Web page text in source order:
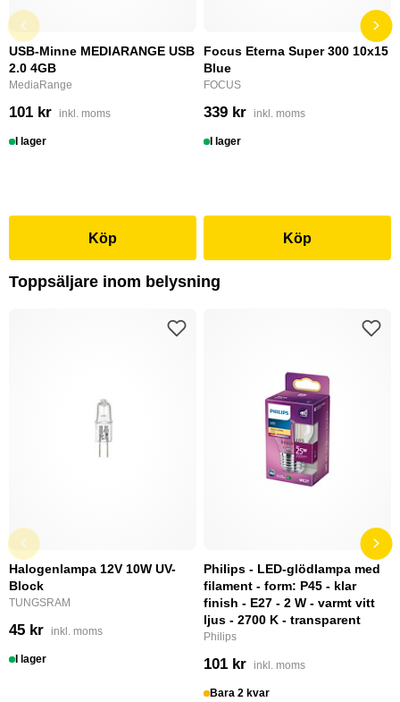
USB-Minne MEDIARANGE USB
2.0 4GB
MediaRange
101 kr inkl. moms
I lager
Köp
Focus Eterna Super 300 10x15
Blue
FOCUS
339 kr inkl. moms
I lager
Köp
Toppsäljare inom belysning
Halogenlampa 12V 10W UV-
Block
TUNGSRAM
45 kr inkl. moms
I lager
Philips - LED-glödlampa med
filament - form: P45 - klar
finish - E27 - 2 W - varmt vitt
ljus - 2700 K - transparent
Philips
101 kr inkl. moms
Bara 2 kvar